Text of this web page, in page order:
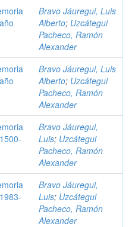
Bravo Jáuregui, Luis
Alberto; Uzcátegui
Pacheco, Ramón
Alexander
Bravo Jáuregui, Luis
Alberto; Uzcátegui
Pacheco, Ramón
Alexander
Bravo Jáuregui,
Luis; Uzcátegui
Pacheco, Ramón
Alexander
Bravo Jáuregui,
Luis; Uzcátegui
Pacheco, Ramón
Alexander